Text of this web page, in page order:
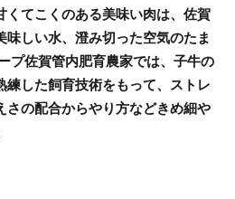
くてこくのある美味い肉は、佐賀
味しい水、澄み切った空気のたま
プ佐賀管内肥育農家では、子牛の
練した飼育技術をもって、ストレ
さの配合からやり方などきめ細や